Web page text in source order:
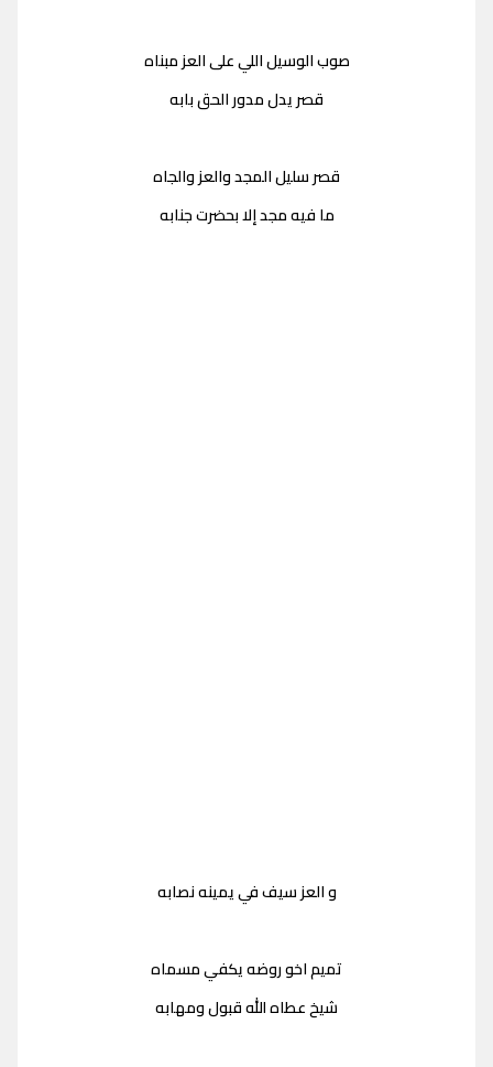
صوب الوسيل اللي على العز مبناه
قصر يدل مدور الحق بابه
قصر سليل المجد والعز والجاه
ما فيه مجد إلا بحضرت جنابه
و العز سيف في يمينه نصابه
تميم اخو روضه يكفي مسماه
شيخ عطاه الله قبول ومهابه